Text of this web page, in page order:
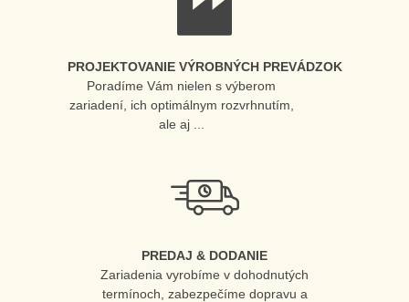
PROJEKTOVANIE VÝROBNÝCH PREVÁDZOK
Poradíme Vám nielen s výberom
zariadení, ich optimálnym rozvrhnutím,
ale aj ...
PREDAJ & DODANIE
Zariadenia vyrobíme v dohodnutých
termínoch, zabezpečíme dopravu a